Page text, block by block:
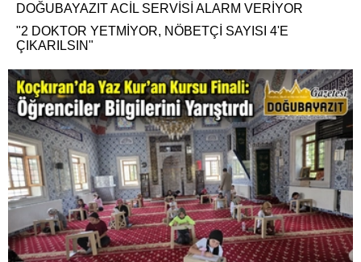
DOĞUBAYAZIT ACİL SERVİSİ ALARM VERİYOR
"2 DOKTOR YETMİYOR, NÖBETÇİ SAYISI 4'E
ÇIKARILSIN"